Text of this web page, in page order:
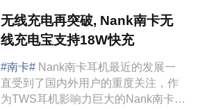
无线充电再突破, Nank南卡无
线充电宝支持18W快充
#南卡# Nank南卡耳机最近的发展一
直受到了国内外用户的重度关注，作
为TWS耳机影响力巨大的Nank南卡耳